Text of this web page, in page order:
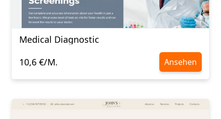
Medical Diagnostic
10,6 €/M.
Ansehen